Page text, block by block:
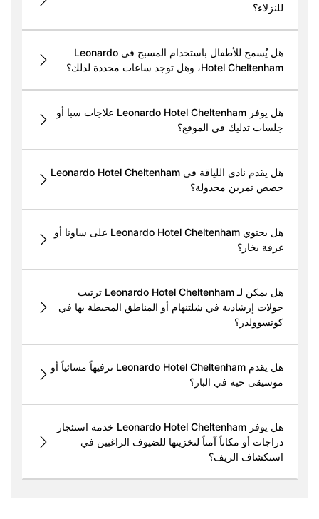
للنزلاء؟
هل يُسمح للأطفال باستخدام المسبح في Leonardo
Hotel Cheltenham، وهل توجد ساعات محددة لذلك؟
هل يوفر Leonardo Hotel Cheltenham علاجات سبا أو
جلسات تدليك في الموقع؟
هل يقدم نادي اللياقة في Leonardo Hotel Cheltenham
حصص تمرين مجدولة؟
هل يحتوي Leonardo Hotel Cheltenham على ساونا أو
غرفة بخار؟
هل يمكن لـ Leonardo Hotel Cheltenham ترتيب
جولات إرشادية في شلتنهام أو المناطق المحيطة بها في
كوتسوولدز؟
هل يقدم Leonardo Hotel Cheltenham ترفيهاً مسائياً أو
موسيقى حية في البار؟
هل يوفر Leonardo Hotel Cheltenham خدمة استئجار
دراجات أو مكاناً آمناً لتخزينها للضيوف الراغبين في
استكشاف الريف؟